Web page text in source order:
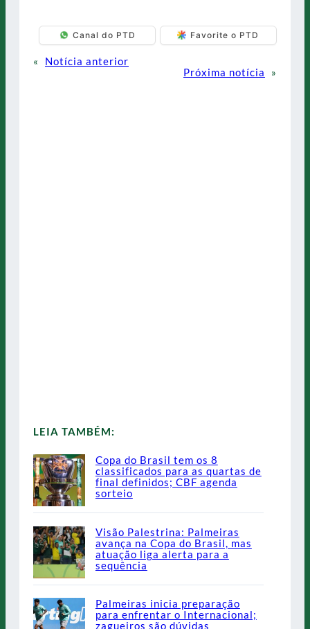
Canal do PTD Favorite o PTD
«
Notícia anterior
Próxima notícia
»
LEIA TAMBÉM:
Copa do Brasil tem os 8
classificados para as quartas de
final definidos; CBF agenda
sorteio
Visão Palestrina: Palmeiras
avança na Copa do Brasil, mas
atuação liga alerta para a
sequência
Palmeiras inicia preparação
para enfrentar o Internacional;
zagueiros são dúvidas